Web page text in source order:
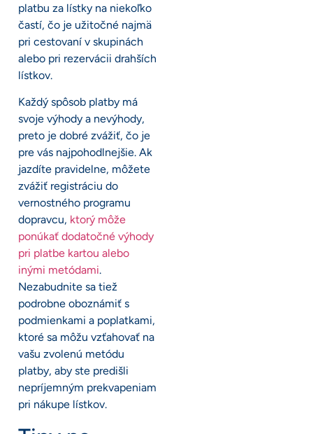
platbu za lístky na niekoľko
častí, čo je užitočné najmä
pri cestovaní v skupinách
alebo pri rezervácii drahších
lístkov.
Každý spôsob platby má
svoje výhody a nevýhody,
preto je dobré zvážiť, čo je
pre vás najpohodlnejšie. Ak
jazdíte pravidelne, môžete
zvážiť registráciu do
vernostného programu
dopravcu, ktorý môže
ponúkať dodatočné výhody
pri platbe kartou alebo
inými metódami.
Nezabudnite sa tiež
podrobne oboznámiť s
podmienkami a poplatkami,
ktoré sa môžu vzťahovať na
vašu zvolenú metódu
platby, aby ste predišli
nepríjemným prekvapeniam
pri nákupe lístkov.